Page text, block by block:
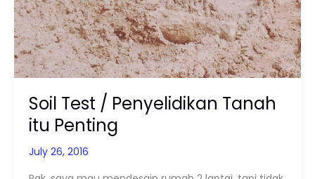
Soil Test / Penyelidikan Tanah
itu Penting
July 26, 2016